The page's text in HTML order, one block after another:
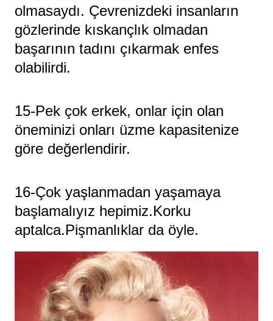
olmasaydı. Çevrenizdeki insanların
gözlerinde kıskançlık olmadan
başarının tadını çıkarmak enfes
olabilirdi.
15-Pek çok erkek, onlar için olan
öneminizi onları üzme kapasitenize
göre değerlendirir.
16-Çok yaşlanmadan yaşamaya
başlamalıyız hepimiz.Korku
aptalca.Pişmanlıklar da öyle.